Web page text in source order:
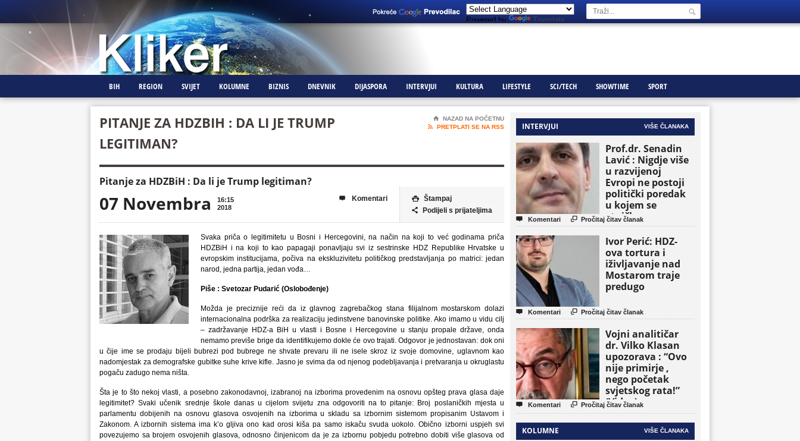
Powered by Translate
BIH REGION SVIJET KOLUMNE BIZNIS DNEVNIK DIJASPORA INTERVJUI KULTURA LIFESTYLE SCI/TECH SHOWTIME SPORT
PITANJE ZA HDZBIH : DA LI JE TRUMP
LEGITIMAN?
⌂
NAZAD NA POČETNU

PRETPLATI SE NA RSS
Pitanje za HDZBiH : Da li je Trump legitiman?
07 Novembra
16:15
2018
 Štampaj
 Podijeli s prijateljima
 Komentari
Svaka priča o legitimitetu u Bosni i Hercegovini, na način na koji to već godinama priča
HDZBiH i na koji to kao papagaji ponavljaju svi iz sestrinske HDZ Republike Hrvatske u
evropskim institucijama, počiva na ekskluzivitetu političkog predstavljanja po matrici: jedan
narod, jedna partija, jedan vođa…
Piše : Svetozar Pudarić (Oslobođenje)
Možda je preciznije reći da iz glavnog zagrebačkog stana filijalnom mostarskom dolazi
internacionalna podrška za realizaciju jedinstvene banovinske politike. Ako imamo u vidu cilj
– zadržavanje HDZ-a BiH u vlasti i Bosne i Hercegovine u stanju propale države, onda
nemamo previše brige da identifikujemo dokle će ovo trajati. Odgovor je jednostavan: dok oni
u čije ime se prodaju bijeli bubrezi pod bubrege ne shvate prevaru ili ne isele skroz iz svoje domovine, uglavnom kao
nadomjestak za demografske gubitke suhe krive kifle. Jasno je svima da od njenog podebljavanja i pretvaranja u okruglastu
pogaču zadugo nema ništa.
Šta je to što nekoj vlasti, a posebno zakonodavnoj, izabranoj na izborima provedenim na osnovu opšteg prava glasa daje
legitimitet? Svaki učenik srednje škole danas u cijelom svijetu zna odgovoriti na to pitanje: Broj poslaničkih mjesta u
parlamentu dobijenih na osnovu glasova osvojenih na izborima u skladu sa izbornim sistemom propisanim Ustavom i
Zakonom. A izbornih sistema ima k’o gljiva ono kad orosi kiša pa samo iskaču svuda uokolo. Obično izborni uspjeh svi
povezujemo sa brojem osvojenih glasova, odnosno činjenicom da je za izbornu pobjedu potrebno dobiti više glasova od
INTERVJUI VIŠE ČLANAKA
Prof.dr. Senadin
Lavić : Nigdje više
u razvijenoj
Evropi ne postoji
politički poredak
u kojem se
etničke grupe
pojavljuju kao
osnovne političke
jedinice
 Komentari  Pročitaj čitav članak
Ivor Perić: HDZ-
ova tortura i
iživljavanje nad
Mostarom traje
predugo
 Komentari  Pročitaj čitav članak
Vojni analitičar
dr. Vilko Klasan
upozorava : “Ovo
nije primirje ,
nego početak
svjetskog rata!”
(Video)
 Komentari  Pročitaj čitav članak
KOLUMNE VIŠE ČLANAKA